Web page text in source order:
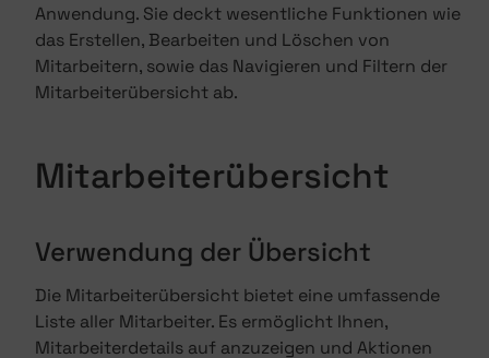
Anwendung. Sie deckt wesentliche Funktionen wie
das Erstellen, Bearbeiten und Löschen von
Mitarbeitern, sowie das Navigieren und Filtern der
Mitarbeiterübersicht ab.
Mitarbeiterübersicht
Verwendung der Übersicht
Die Mitarbeiterübersicht bietet eine umfassende
Liste aller Mitarbeiter. Es ermöglicht Ihnen,
Mitarbeiterdetails auf anzuzeigen und Aktionen